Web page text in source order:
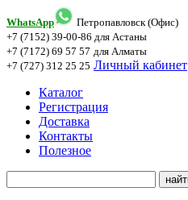
WhatsApp
Петропавловск (Офис)
+7 (7152) 39-00-86 для Астаны
+7 (7172) 69 57 57 для Алматы
+7 (727) 312 25 25 Личный кабинет
Каталог
Регистрация
Доставка
Контакты
Полезное